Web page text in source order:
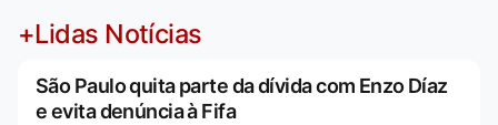
+Lidas Notícias
São Paulo quita parte da dívida com Enzo Díaz
e evita denúncia à Fifa